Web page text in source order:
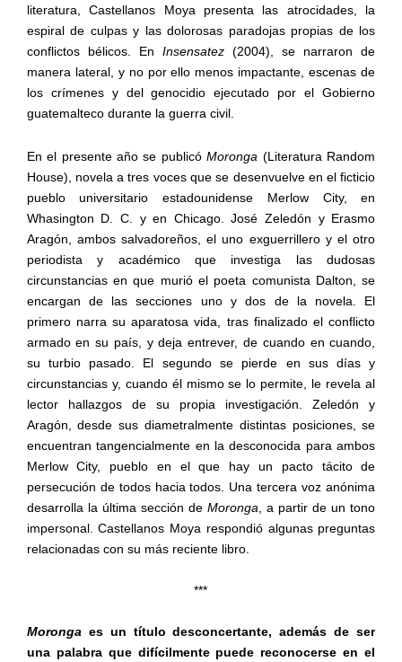
literatura, Castellanos Moya presenta las atrocidades, la
espiral de culpas y las dolorosas paradojas propias de los
conflictos bélicos. En Insensatez(2004), se narraron de
manera lateral, y no por ello menos impactante, escenas de
los crímenes y del genocidio ejecutado por el Gobierno
guatemalteco durante la guerra civil.
En el presente año se publicóMoronga (Literatura Random
House), novela a tres voces que se desenvuelve en el ficticio
pueblo universitario estadounidense Merlow City, en
Whasington D. C. y en Chicago. José Zeledón y Erasmo
Aragón, ambos salvadoreños, el uno exguerrillero y el otro
periodista y académico que investiga las dudosas
circunstancias en que murió el poeta comunista Dalton, se
encargan de las secciones uno y dos de la novela. El
primero narra su aparatosa vida, tras finalizado el conflicto
armado en su país, y deja entrever, de cuando en cuando,
su turbio pasado. El segundo se pierde en sus días y
circunstancias y, cuando él mismo se lo permite, le revela al
lector hallazgos de su propia investigación. Zeledón y
Aragón, desde sus diametralmente distintas posiciones, se
encuentran tangencialmente en la desconocida para ambos
Merlow City, pueblo en el que hay un pacto tácito de
persecución de todos hacia todos. Una tercera voz anónima
desarrolla la última sección de Moronga , a partir de un tono
impersonal. Castellanos Moya respondió algunas preguntas
relacionadas con su más reciente libro.
***
Moronga es un título desconcertante, además de ser
una palabra que difícilmente puede reconocerse en el